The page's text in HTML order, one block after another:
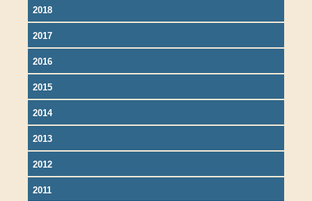
2018
2017
2016
2015
2014
2013
2012
2011